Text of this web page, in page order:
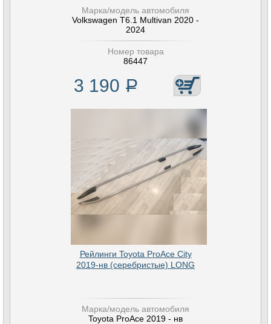
Марка/модель автомобиля
Volkswagen T6.1 Multivan 2020 -
2024
Номер товара
86447
3 190 Р
Рейлинги Toyota ProAce City
2019-нв (серебристые) LONG
Марка/модель автомобиля
Toyota ProAce 2019 - нв